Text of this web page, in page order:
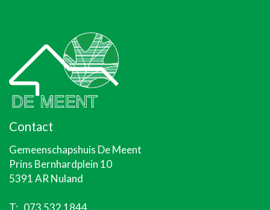
Contact
Gemeenschapshuis De Meent
Prins Bernhardplein 10
5391 AR Nuland
T: 073 532 1844